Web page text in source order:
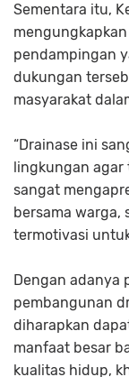
Sementara itu,
pendampingan
dukungan
masyarakat
“Drainase ini
lingkungan agar
sangat
bersama warga,
termotivasi
Dengan adanya
pembangunan
diharapkan
manfaat besar
kualitas hidup,